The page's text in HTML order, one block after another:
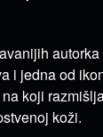
i jedna od
koji
koži.